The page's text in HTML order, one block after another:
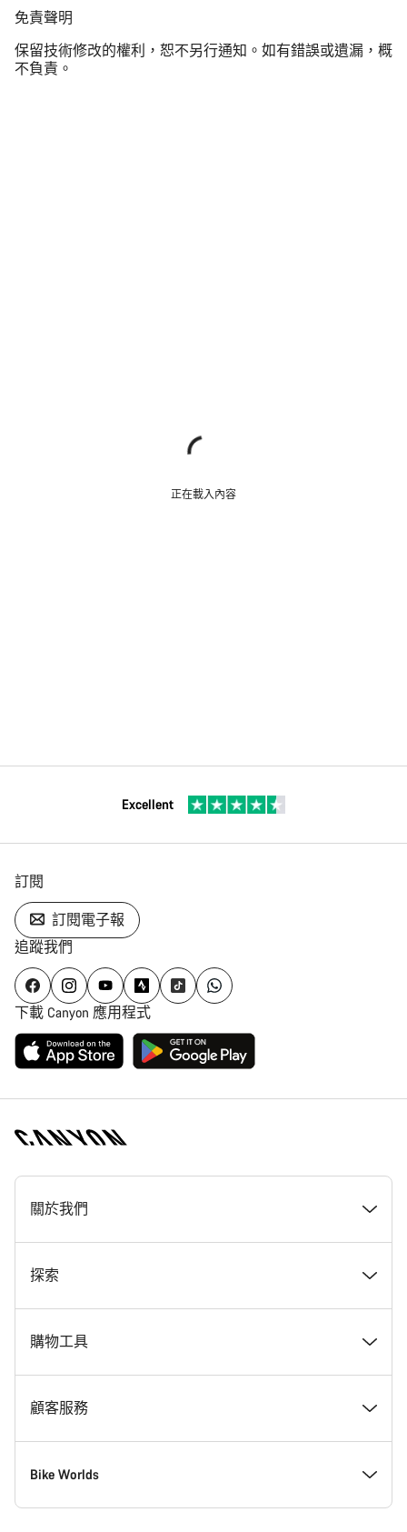
免
聲
明
免責聲明
保留技術修改的權利，恕不另行通知。如有錯誤或遺漏，概
不負責。
正在載入內容
Excellent
訂閱
訂閱電子報
追蹤我們
下載 Canyon 應用程式
[footer.linksList.title]
關於我們
獎勵
Canyon 工作一覽
Canyon 新聞室
條款 & 細則
探索
最新消息 & 故事
Tips & Advice
Canyon Home 科布倫茲
購物工具
尋找夢想中的 Canyon
現貨自行車
顧客服務
支援中心
Bike Worlds